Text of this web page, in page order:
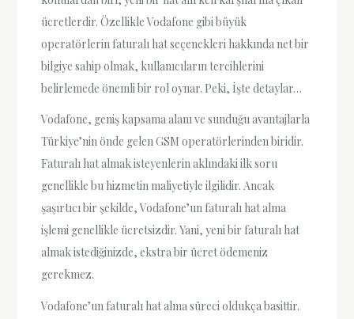
ücretlerdir. Özellikle Vodafone gibi büyük
operatörlerin faturalı hat seçenekleri hakkında net bir
bilgiye sahip olmak, kullanıcıların tercihlerini
belirlemede önemli bir rol oynar. Peki, İşte detaylar…
Vodafone, geniş kapsama alanı ve sunduğu avantajlarla
Türkiye’nin önde gelen GSM operatörlerinden biridir.
Faturalı hat almak isteyenlerin aklındaki ilk soru
genellikle bu hizmetin maliyetiyle ilgilidir. Ancak
şaşırtıcı bir şekilde, Vodafone’un faturalı hat alma
işlemi genellikle ücretsizdir. Yani, yeni bir faturalı hat
almak istediğinizde, ekstra bir ücret ödemeniz
gerekmez.
Vodafone’un faturalı hat alma süreci oldukça basittir.